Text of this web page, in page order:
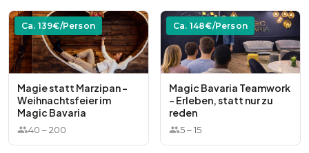
Ca. 139€/Person
Magie statt Marzipan –
Weihnachtsfeier im
Magic Bavaria
40 –200
Ca. 148€/Person
Magic Bavaria Teamwork
- Erleben, statt nur zu
reden
5–15